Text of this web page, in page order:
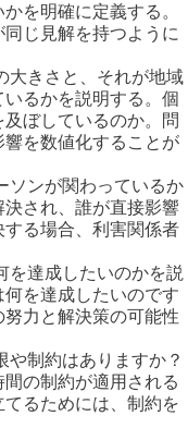
を明確に定義する。
じ見解を持つように
大きさと、それが地域
るかを説明する。個
ぼしているのか。問
を数値化することが
ソンが関わっているか
され、誰が直接影響
る場合、利害関係者
を達成したいのかを説
を達成したいのです
力と解決策の可能性
や制約はありますか？
の制約が適用される
るためには、制約を